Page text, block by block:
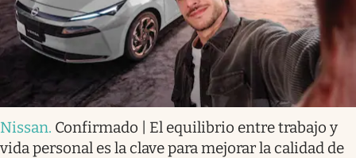
Nissan. Confirmado | El equilibrio entre trabajo y
vida personal es la clave para mejorar la calidad de